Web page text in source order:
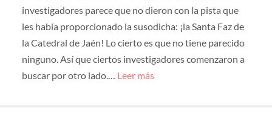
investigadores parece que no dieron con la pista que
les había proporcionado la susodicha: ¡la Santa Faz de
la Catedral de Jaén! Lo cierto es que no tiene parecido
ninguno. Así que ciertos investigadores comenzaron a
buscar por otro lado.… Leer más